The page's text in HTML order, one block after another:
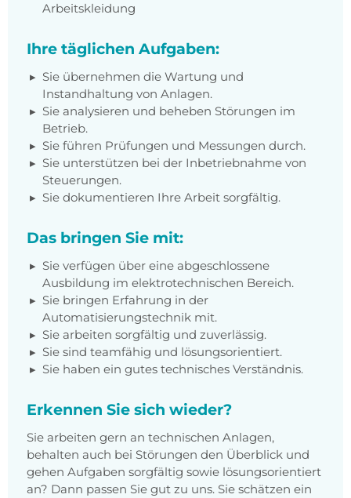
Arbeitskleidung
Ihre täglichen Aufgaben:
Sie übernehmen die Wartung und
Instandhaltung von Anlagen.
Sie analysieren und beheben Störungen im
Betrieb.
Sie führen Prüfungen und Messungen durch.
Sie unterstützen bei der Inbetriebnahme von
Steuerungen.
Sie dokumentieren Ihre Arbeit sorgfältig.
Das bringen Sie mit:
Sie verfügen über eine abgeschlossene
Ausbildung im elektrotechnischen Bereich.
Sie bringen Erfahrung in der
Automatisierungstechnik mit.
Sie arbeiten sorgfältig und zuverlässig.
Sie sind teamfähig und lösungsorientiert.
Sie haben ein gutes technisches Verständnis.
Erkennen Sie sich wieder?
Sie arbeiten gern an technischen Anlagen,
behalten auch bei Störungen den Überblick und
gehen Aufgaben sorgfältig sowie lösungsorientiert
an? Dann passen Sie gut zu uns. Sie schätzen ein